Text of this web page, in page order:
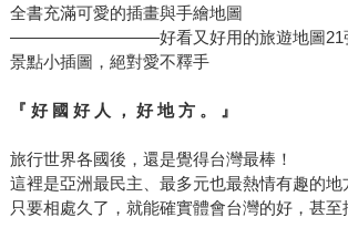
全書充滿可愛的插畫與手繪地圖
—————————好看又好用的旅遊地圖21張
景點小插圖，絕對愛不釋手
『 好 國 好 人 ， 好 地 方 。 』
旅行世界各國後，還是覺得台灣最棒！
這裡是亞洲最民主、最多元也最熱情有趣的地
只要相處久了，就能確實體會台灣的好，甚至